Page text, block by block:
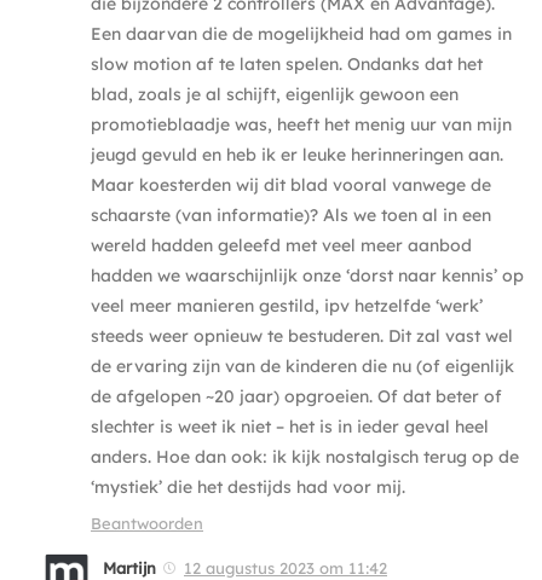
Een daarvan die de mogelijkheid had om games in
slow motion af te laten spelen. Ondanks dat het
blad, zoals je al schijft, eigenlijk gewoon een
promotieblaadje was, heeft het menig uur van mijn
jeugd gevuld en heb ik er leuke herinneringen aan.
Maar koesterden wij dit blad vooral vanwege de
schaarste (van informatie)? Als we toen al in een
wereld hadden geleefd met veel meer aanbod
hadden we waarschijnlijk onze ‘dorst naar kennis’ op
veel meer manieren gestild, ipv hetzelfde ‘werk’
steeds weer opnieuw te bestuderen. Dit zal vast wel
de ervaring zijn van de kinderen die nu (of eigenlijk
de afgelopen ~20 jaar) opgroeien. Of dat beter of
slechter is weet ik niet – het is in ieder geval heel
anders. Hoe dan ook: ik kijk nostalgisch terug op de
‘mystiek’ die het destijds had voor mij.
Beantwoorden
Martijn 12 augustus 2023 om 11:42